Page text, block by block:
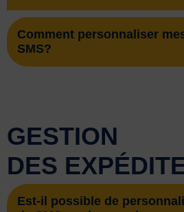
Comment personnaliser
SMS?
GESTION
DES
Est-il possible de